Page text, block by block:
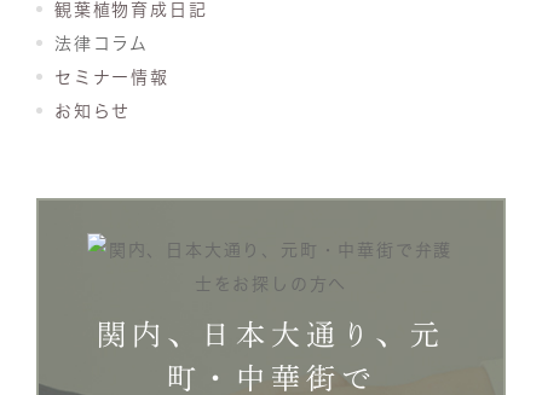
観葉植物育成日記
法律コラム
セミナー情報
お知らせ
関内、日本大通り、元
町・中華街で